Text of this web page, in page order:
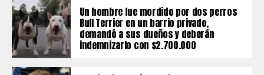
Un hombre fue mordido por dos perros
Bull Terrier en un barrio privado,
demandó a sus dueños y deberán
indemnizarlo con $2.700.000